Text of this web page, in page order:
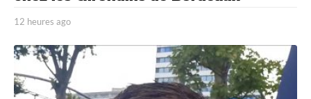
12 heures ago
h
e
u
r